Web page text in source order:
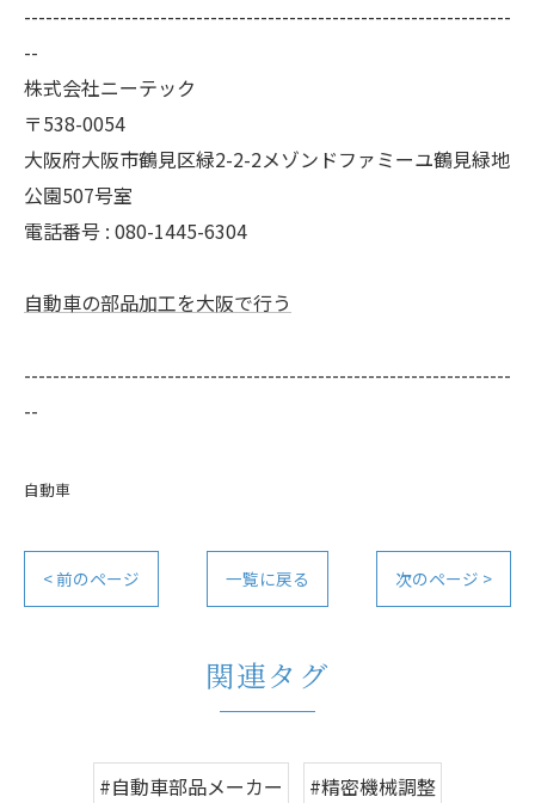
--------------------------------------------------------------------
--
株式会社ニーテック
〒538-0054
大阪府大阪市鶴見区緑2-2-2メゾンドファミーユ鶴見緑地
公園507号室
電話番号 : 080-1445-6304
自動車の部品加工を大阪で行う
--------------------------------------------------------------------
--
自動車
< 前のページ 一覧に戻る 次のページ >
関連タグ
#自動車部品メーカー
#精密機械調整